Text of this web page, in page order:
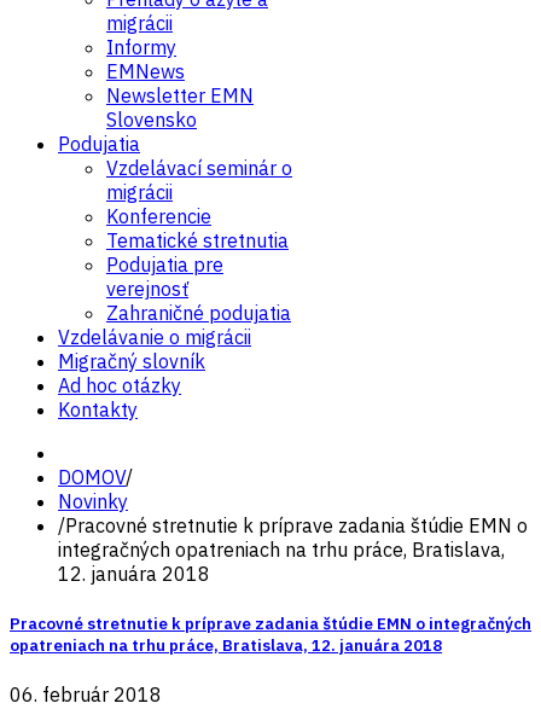
migrácii
Informy
EMNews
Newsletter EMN
Slovensko
Podujatia
Vzdelávací seminár o
migrácii
Konferencie
Tematické stretnutia
Podujatia pre
verejnosť
Zahraničné podujatia
Vzdelávanie o migrácii
Migračný slovník
Ad hoc otázky
Kontakty
DOMOV/
Novinky
/Pracovné stretnutie k príprave zadania štúdie EMN o
integračných opatreniach na trhu práce, Bratislava,
12. januára 2018
Pracovné stretnutie k príprave zadania štúdie EMN o integračných
opatreniach na trhu práce, Bratislava, 12. januára 2018
06. február 2018